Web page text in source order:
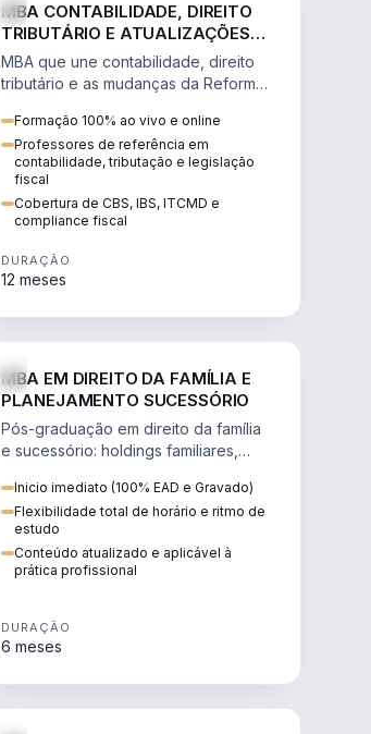
MBA CONTABILIDADE, DIREITO
TRIBUTÁRIO E ATUALIZAÇÕES
DA REFORMA TRIBUTÁRIA
MBA que une contabilidade, direito
tributário e as mudanças da Reforma
estratégica no novo cenário.
Formação 100% ao vivo e online
Professores de referência em
contabilidade, tributação e legislação
fiscal
Cobertura de CBS, IBS, ITCMD e
compliance fiscal
DURAÇÃO
12 meses
MBA EM DIREITO DA FAMÍLIA E
PLANEJAMENTO SUCESSÓRIO
Pós-graduação em direito da família
e sucessório: holdings familiares,
tributação da sucessão.
Inicio imediato (100% EAD e Gravado)
Flexibilidade total de horário e ritmo de
estudo
Conteúdo atualizado e aplicável à
prática profissional
DURAÇÃO
6 meses